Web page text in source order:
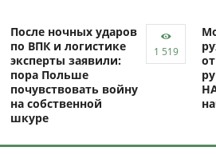
После ночных ударов
по ВПК и логистике
эксперты заявили:
пора Польше
почувствовать войну
на собственной
шкуре